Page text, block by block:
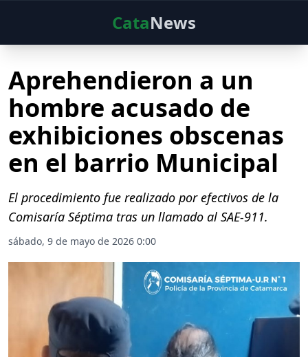
CataNews
Aprehendieron a un
hombre acusado de
exhibiciones obscenas
en el barrio Municipal
El procedimiento fue realizado por efectivos de la
Comisaría Séptima tras un llamado al SAE-911.
sábado, 9 de mayo de 2026 0:00